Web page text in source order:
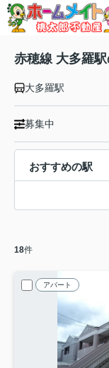
赤穂線 大多羅
大多羅駅
募集中
おすすめの駅
18件
アパート